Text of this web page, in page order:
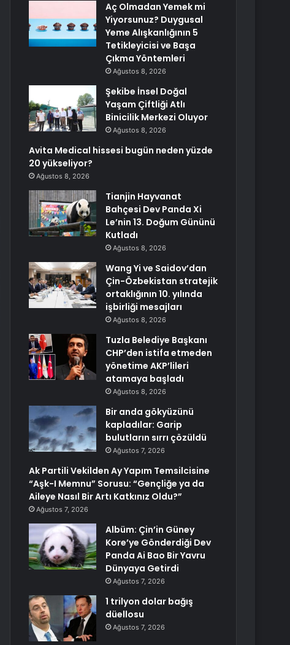
Aç Olmadan Yemek mi
Yiyorsunuz? Duygusal
Yeme Alışkanlığının 5
Tetikleyicisi ve Başa
Çıkma Yöntemleri
Ağustos 8, 2026
Şekibe İnsel Doğal
Yaşam Çiftliği Atlı
Binicilik Merkezi Oluyor
Ağustos 8, 2026
Avita Medical hissesi bugün neden yüzde
20 yükseliyor?
Ağustos 8, 2026
Tianjin Hayvanat
Bahçesi Dev Panda Xi
Le’nin 13. Doğum Gününü
Kutladı
Ağustos 8, 2026
Wang Yi ve Saidov’dan
Çin-Özbekistan stratejik
ortaklığının 10. yılında
işbirliği mesajları
Ağustos 8, 2026
Tuzla Belediye Başkanı
CHP’den istifa etmeden
yönetime AKP’lileri
atamaya başladı
Ağustos 8, 2026
Bir anda gökyüzünü
kapladılar: Garip
bulutların sırrı çözüldü
Ağustos 7, 2026
Ak Partili Vekilden Ay Yapım Temsilcisine
“Aşk-I Memnu” Sorusu: “Gençliğe ya da
Aileye Nasıl Bir Artı Katkınız Oldu?”
Ağustos 7, 2026
Albüm: Çin’in Güney
Kore’ye Gönderdiği Dev
Panda Ai Bao Bir Yavru
Dünyaya Getirdi
Ağustos 7, 2026
1 trilyon dolar bağış
düellosu
Ağustos 7, 2026